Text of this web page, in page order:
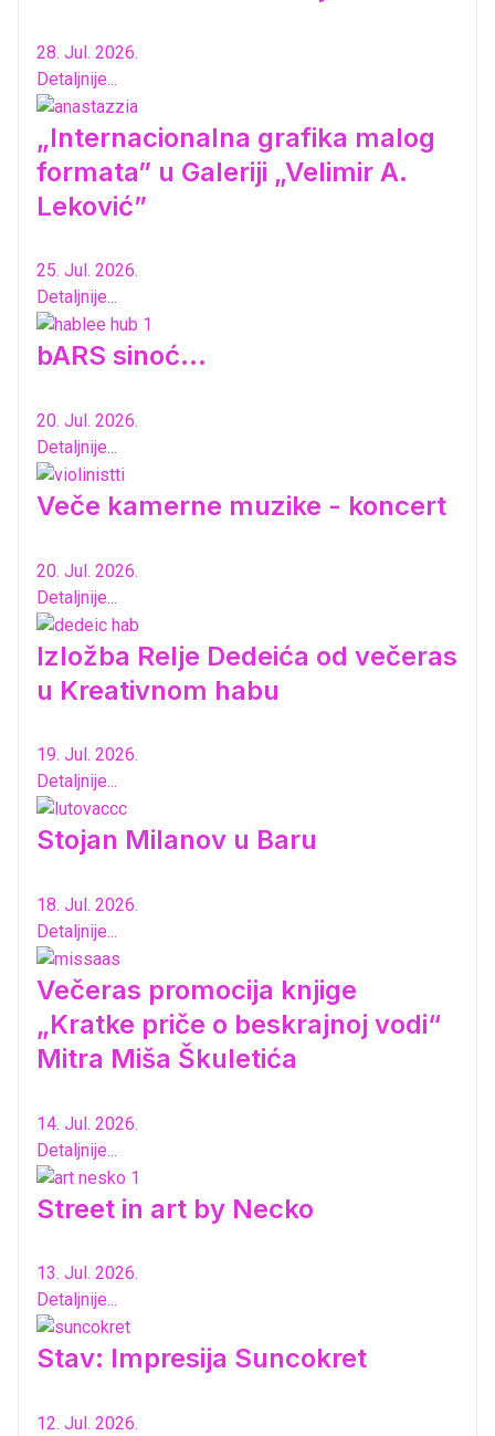
28. Jul. 2026.
Detaljnije...
„Internacionalna grafika malog
formata” u Galeriji „Velimir A.
Leković”
25. Jul. 2026.
Detaljnije...
bARS sinoć...
20. Jul. 2026.
Detaljnije...
Veče kamerne muzike - koncert
20. Jul. 2026.
Detaljnije...
Izložba Relje Dedeića od večeras
u Kreativnom habu
19. Jul. 2026.
Detaljnije...
Stojan Milanov u Baru
18. Jul. 2026.
Detaljnije...
Večeras promocija knjige
„Kratke priče o beskrajnoj vodi“
Mitra Miša Škuletića
14. Jul. 2026.
Detaljnije...
Street in art by Necko
13. Jul. 2026.
Detaljnije...
Stav: Impresija Suncokret
12. Jul. 2026.